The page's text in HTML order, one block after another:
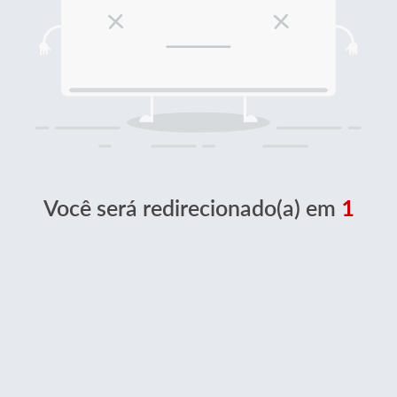
Você será redirecionado(a) em 1